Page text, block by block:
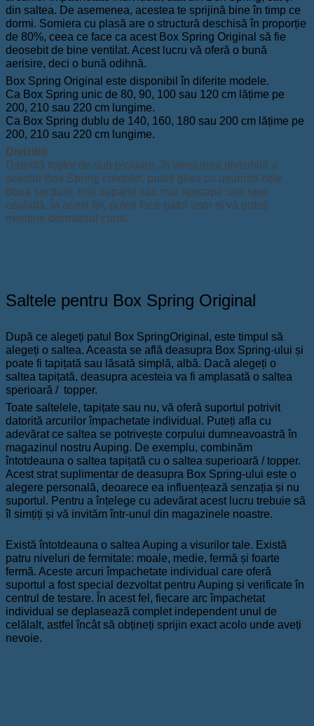
din saltea. De asemenea, acestea te sprijină bine în timp ce
dormi. Somiera cu plasă are o structură deschisă în proporție
de 80%, ceea ce face ca acest Box Spring Original să fie
deosebit de bine ventilat. Acest lucru vă oferă o bună
aerisire, deci o bună odihnă.
Box Spring Original este disponibil în diferite modele.
Ca Box Spring unic de 80, 90, 100 sau 120 cm lățime pe
200, 210 sau 220 cm lungime.
Ca Box Spring dublu de 140, 160, 180 sau 200 cm lățime pe
200, 210 sau 220 cm lungime.
Divizibil
Datorită roților de sub picioare, în versiunea divizibilă a
acestui Box Spring complet, puteți glisa cu ușurință cele
două secțiuni, mai departe sau mai aproape una spre
cealaltă. În acest fel, puteți face patul ușor și vă puteți
menține dormitorul curat.
Saltele pentru Box Spring Original
După ce alegeți patul Box SpringOriginal, este timpul să
alegeți o saltea. Aceasta se află deasupra Box Spring-ului și
poate fi tapițată sau lăsată simplă, albă. Dacă alegeți o
saltea tapițată, deasupra acesteia va fi amplasată o saltea
sperioară / topper.
Toate saltelele, tapițate sau nu, vă oferă suportul potrivit
datorită arcurilor împachetate individual. Puteți afla cu
adevărat ce saltea se potrivește corpului dumneavoastră în
magazinul nostru Auping. De exemplu, combinăm
întotdeauna o saltea tapițată cu o saltea superioară / topper.
Acest strat suplimentar de deasupra Box Spring-ului este o
alegere personală, deoarece ea influențează senzația și nu
suportul. Pentru a înțelege cu adevărat acest lucru trebuie să
îl simțiți și vă invităm într-unul din magazinele noastre.
Există întotdeauna o saltea Auping a visurilor tale. Există
patru niveluri de fermitate: moale, medie, fermă și foarte
fermă. Aceste arcuri împachetate individual care oferă
suportul a fost special dezvoltat pentru Auping și verificate în
centrul de testare. În acest fel, fiecare arc împachetat
individual se deplasează complet independent unul de
celălalt, astfel încât să obțineți sprijin exact acolo unde aveți
nevoie.